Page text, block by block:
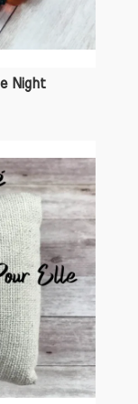
pour
un
des
sous
lors de
d'intégrer
il est
que les
médical.
à un
Night